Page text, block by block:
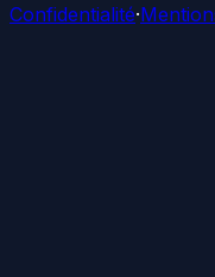
Confidentialité·